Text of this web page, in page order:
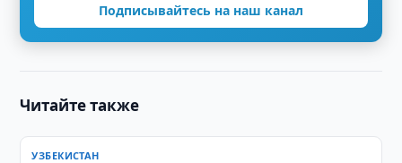
Подписывайтесь на наш канал
Читайте также
УЗБЕКИСТАН